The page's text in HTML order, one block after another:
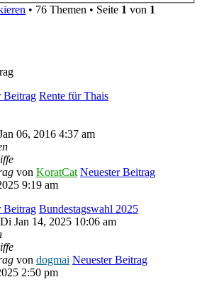
• 76 Themen • Seite 1 von 1
Beitrag Rente für Thais
06, 2016 4:37 am
von KoratCat Neuester Beitrag
9:19 am
Beitrag Bundestagswahl 2025
Jan 14, 2025 10:06 am
von dogmai Neuester Beitrag
2:50 pm